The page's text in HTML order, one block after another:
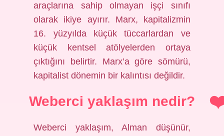
araçlarına sahip olmayan işçi sınıfı
olarak ikiye ayırır. Marx, kapitalizmin
16. yüzyılda küçük tüccarlardan ve
küçük kentsel atölyelerden ortaya
çıktığını belirtir. Marx’a göre sömürü,
kapitalist dönemin bir kalıntısı değildir.
Weberci yaklaşım nedir?
Weberci yaklaşım, Alman düşünür,